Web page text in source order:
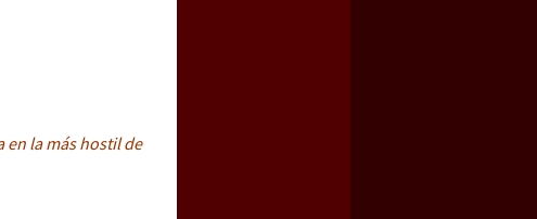
en la más hostil de